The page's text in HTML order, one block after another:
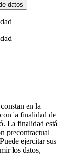
datos
en la
la finalidad de
La finalidad está
precontractual
ejercitar sus
los datos,